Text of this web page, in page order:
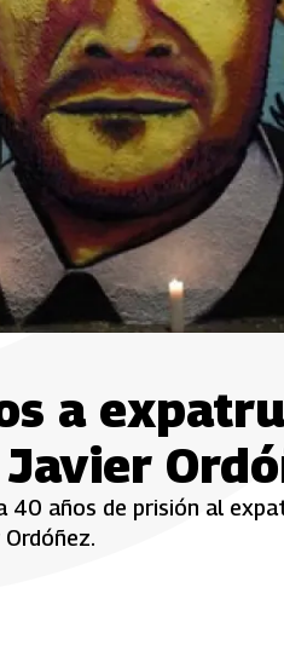
a
40 años de prisión al